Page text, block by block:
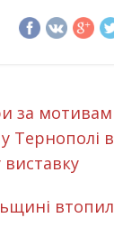
за
Тернополі
виставку